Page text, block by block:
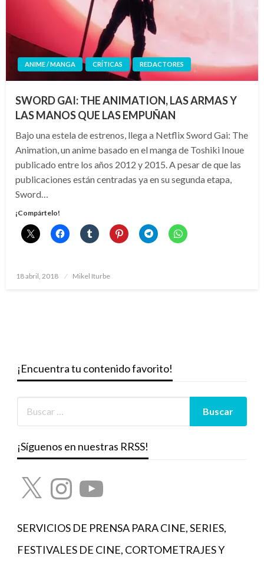
ANIME / MANGA CRÍTICAS REDACTORES
SWORD GAI: THE ANIMATION, LAS ARMAS Y
LAS MANOS QUE LAS EMPUÑAN
Bajo una estela de estrenos, llega a Netflix Sword Gai: The
Animation, un anime basado en el manga de Toshiki Inoue
publicado entre los años 2012 y 2015. A pesar de que las
publicaciones están centradas ya en su segunda etapa,
Sword…
¡Compártelo!
Publicado
18 abril, 2018 Mikel Iturbe
¡Encuentra tu contenido favorito!
¡Síguenos en nuestras RRSS!
X InstagramYouTube
SERVICIOS DE PRENSA PARA CINE, SERIES,
FESTIVALES DE CINE, CORTOMETRAJES Y